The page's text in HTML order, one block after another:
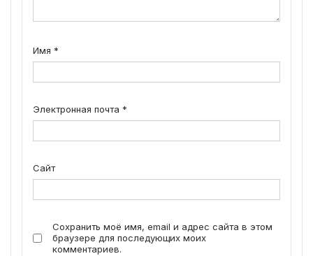
Имя *
Электронная почта *
Сайт
Сохранить моё имя, email и адрес сайта в этом
браузере для последующих моих
комментариев.